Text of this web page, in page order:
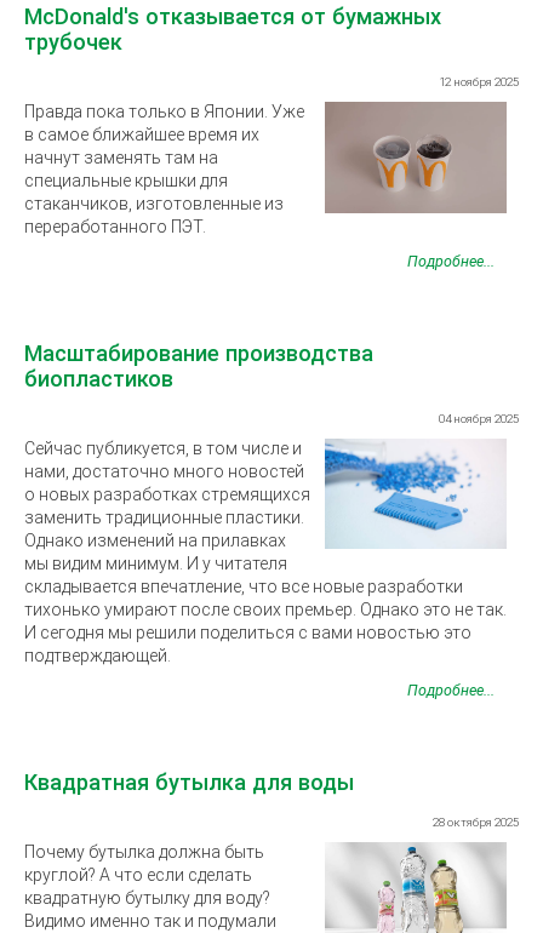
McDonald's отказывается от бумажных
трубочек
12 ноября 2025
Правда пока только в Японии. Уже
в самое ближайшее время их
начнут заменять там на
специальные крышки для
стаканчиков, изготовленные из
переработанного ПЭТ.
Подробнее...
Масштабирование производства
биопластиков
04 ноября 2025
Сейчас публикуется, в том числе и
нами, достаточно много новостей
о новых разработках стремящихся
заменить традиционные пластики.
Однако изменений на прилавках
мы видим минимум. И у читателя
складывается впечатление, что все новые разработки
тихонько умирают после своих премьер. Однако это не так.
И сегодня мы решили поделиться с вами новостью это
подтверждающей.
Подробнее...
Квадратная бутылка для воды
28 октября 2025
Почему бутылка должна быть
круглой? А что если сделать
квадратную бутылку для воду?
Видимо именно так и подумали